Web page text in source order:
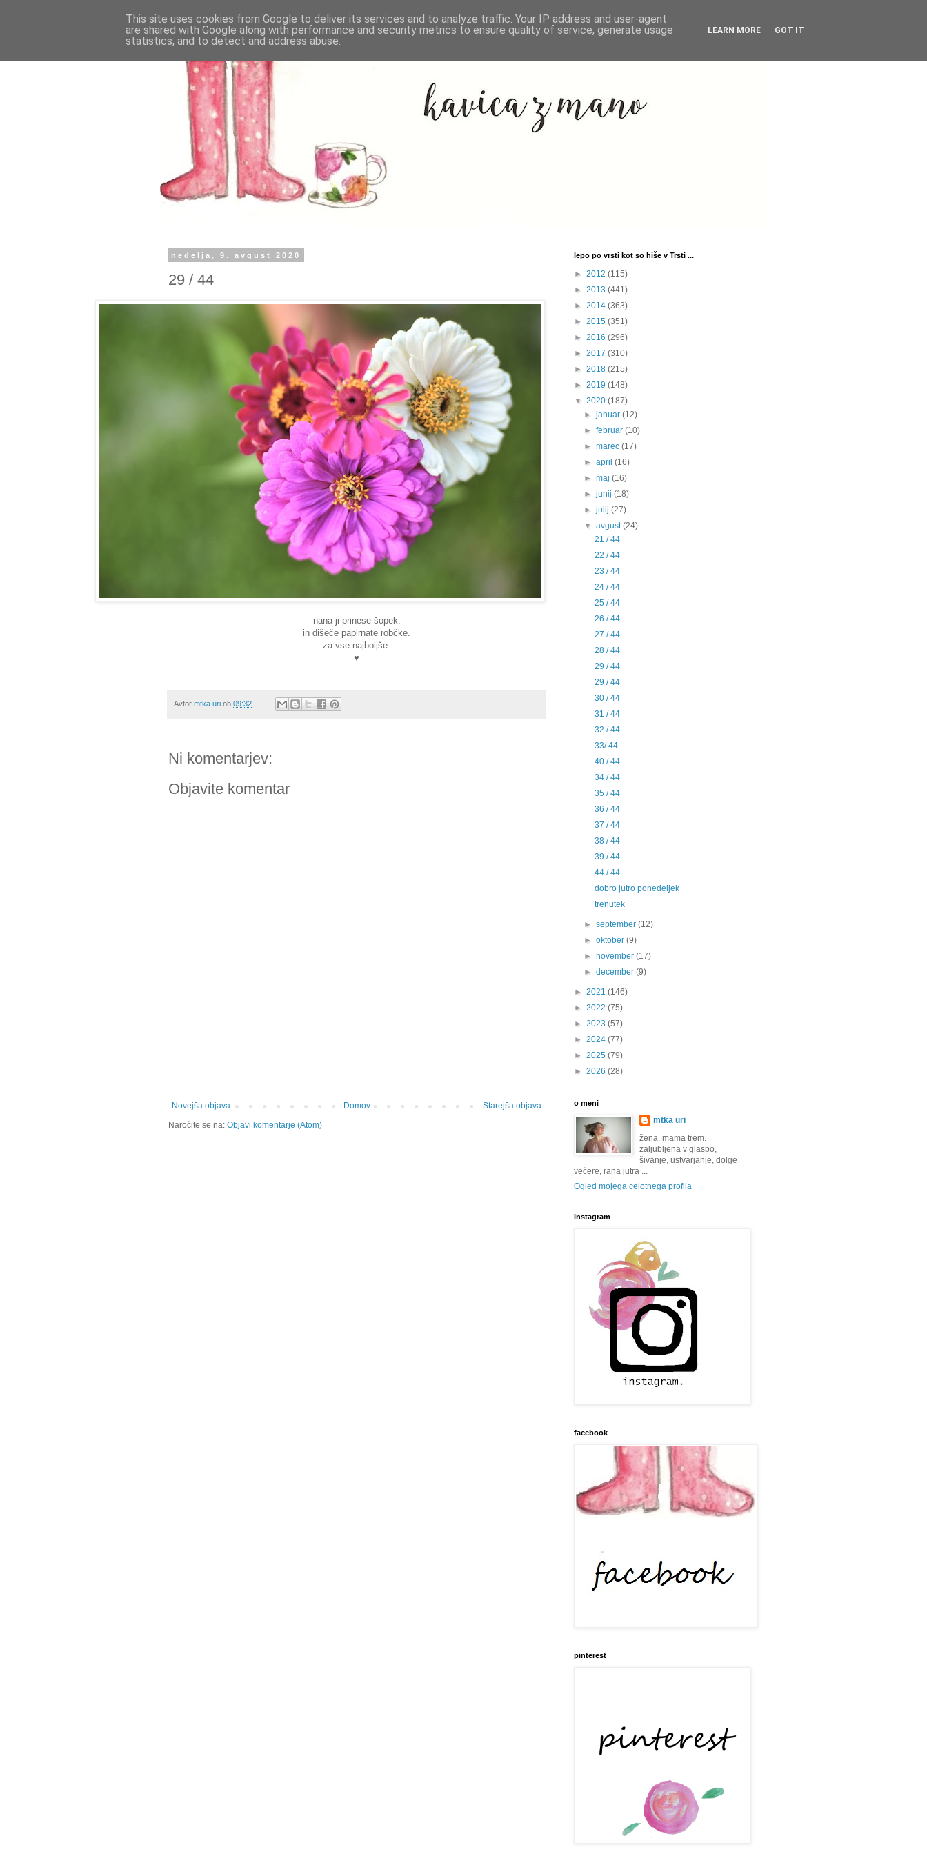
nedelja, 9. avgust 2020
29 / 44
nana ji prinese šopek.
in dišeče papirnate robčke.
za vse najboljše.
♥
Avtor mtka uri ob 09:32
Ni komentarjev:
Objavite komentar
Novejša objava Starejša objava
Domov
Naročite se na: Objavi komentarje (Atom)
lepo po vrsti kot so hiše v Trsti ...
► 2012 (115)
► 2013 (441)
► 2014 (363)
► 2015 (351)
► 2016 (296)
► 2017 (310)
► 2018 (215)
► 2019 (148)
▼ 2020 (187)
►januar(12)
►februar(10)
►marec(17)
►april(16)
►maj(16)
►junij(18)
►julij(27)
▼avgust(24)
21 / 44
22 / 44
23 / 44
24 / 44
25 / 44
26 / 44
27 / 44
28 / 44
29 / 44
29 / 44
30 / 44
31 / 44
32 / 44
33/ 44
40 / 44
34 / 44
35 / 44
36 / 44
37 / 44
38 / 44
39 / 44
44 / 44
dobro jutro ponedeljek
trenutek
►september(12)
►oktober(9)
►november(17)
►december(9)
► 2021 (146)
► 2022 (75)
► 2023 (57)
► 2024 (77)
► 2025 (79)
► 2026 (28)
o meni
mtka uri
žena. mama trem.
zaljubljena v glasbo,
šivanje, ustvarjanje, dolge
večere, rana jutra ...
Ogled mojega celotnega profila
instagram
facebook
pinterest
This site uses cookies from Google to deliver its services and to analyze traffic. Your IP address and user-agent
are shared with Google along with performance and security metrics to ensure quality of service, generate usage
statistics, and to detect and address abuse.
LEARN MORE GOT IT